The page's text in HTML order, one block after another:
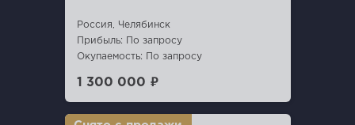
Россия, Челябинск
Прибыль: По запросу
Окупаемость: По запросу
1 300 000 ₽